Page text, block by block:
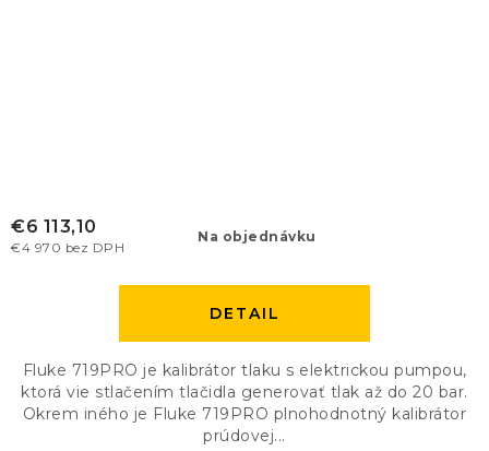
Na objednávku
€4 970 bez DPH
€6 113,10
DETAIL
Fluke 719PRO je kalibrátor tlaku s elektrickou pumpou,
ktorá vie stlačením tlačidla generovať tlak až do 20 bar.
Okrem iného je Fluke 719PRO plnohodnotný kalibrátor
prúdovej...